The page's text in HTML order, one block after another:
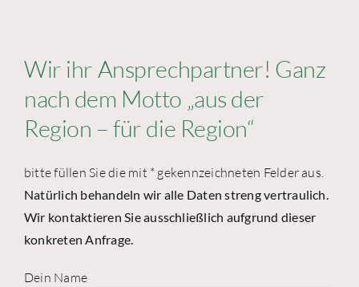
Wir ihr Ansprechpartner! Ganz
nach dem Motto „aus der
Region – für die Region“
bitte füllen Sie die mit * gekennzeichneten Felder aus.
Natürlich behandeln wir alle Daten streng vertraulich.
Wir kontaktieren Sie ausschließlich aufgrund dieser
konkreten Anfrage.
Dein Name